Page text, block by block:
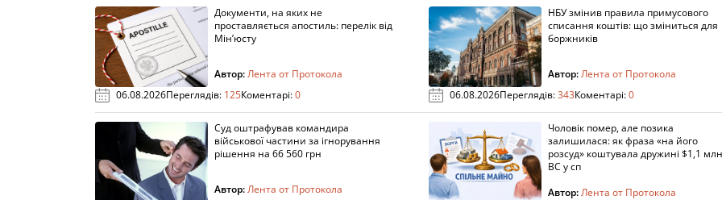
Документи, на яких не
проставляється апостиль: перелік від
Мін’юсту
Автор:Лента от Протокола
06.08.2026Переглядів: 125Коментарі:0
НБУ змінив правила примусового
списання коштів: що зміниться для
боржників
Автор:Лента от Протокола
06.08.2026Переглядів:343Коментарі:0
Суд оштрафував командира
військової частини за ігнорування
рішення на 66 560 грн
Автор:Лента от Протокола
Чоловік помер, але позика
залишилася: як фраза «на його
розсуд» коштувала дружині $1,1
ВС у сп
Автор:Лента от Протокола